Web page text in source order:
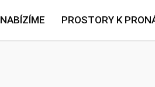
NABÍZÍME PROSTORY K